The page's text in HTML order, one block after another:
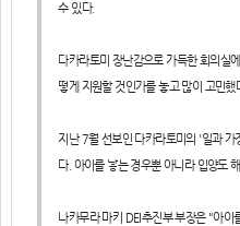
수 있다.
다카라토미 장난감으로 가득한 회의실
떻게 지원할 것인가를 놓고 많이 고민
지난 7월 선보인 다카라토미의 '일과
다. 아이를 낳는 경우뿐 아니라 입양도
나카무라 마키 DEI추진부 부장은 "아이